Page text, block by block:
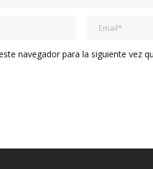
navegador para la siguiente vez